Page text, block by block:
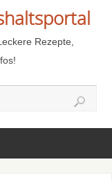
Rezepte,